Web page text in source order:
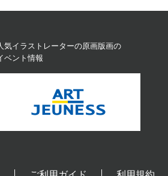
気イラストレーターの原画版画の
ベント情報